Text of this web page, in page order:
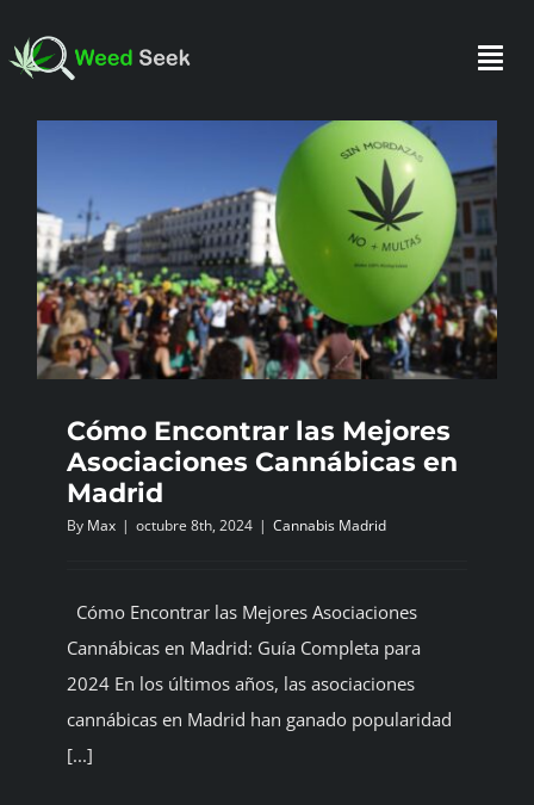
to
SOBRE NOSOTROS
HAZTE SOCIO
TESTIMONIOS
CONTACTAR
Español
Cómo Encontrar las Mejores
Asociaciones Cannábicas en
Madrid
By Max | octubre 8th, 2024 | Cannabis Madrid
Cómo Encontrar las Mejores Asociaciones
Cannábicas en Madrid: Guía Completa para
2024 En los últimos años, las asociaciones
cannábicas en Madrid han ganado popularidad
[...]